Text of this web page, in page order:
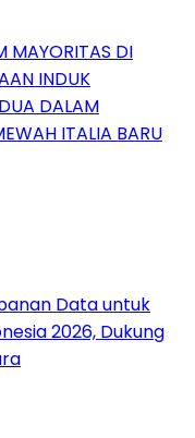
MAYORITAS DI
INDUK
DALAM
ITALIA BARU
Data untuk
2026, Dukung